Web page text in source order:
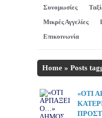
Συνομωσίες
Μικρές Αγγελίες
Επικοινωνία
Home » Posts
«ΟΤΙ